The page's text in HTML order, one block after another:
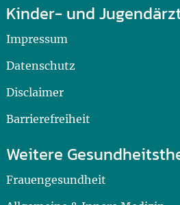
Kinder- und
Impressum
Datenschutz
Disclaimer
Barrierefreiheit
Weitere
Frauengesundheit